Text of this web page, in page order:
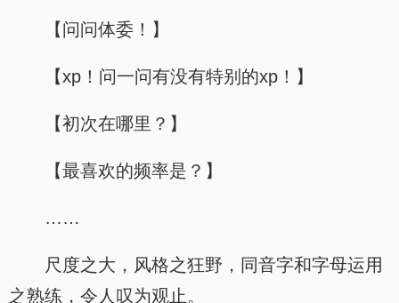
【问问体委！】
【xp！问一问有没有特别的xp！】
【初次在哪里？】
【最喜欢的频率是？】
……
尺度之大，风格之狂野，同音字和字母运用
之熟练，令人叹为观止。